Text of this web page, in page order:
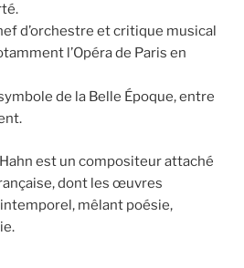
d’orchestre et critique musical
l’Opéra de Paris en
de la Belle Époque, entre
est un compositeur attaché
dont les œuvres
mêlant poésie,